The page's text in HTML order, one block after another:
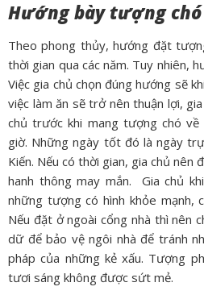
Hướng bày tượng
Theo phong thủy, hướng đặt
thời gian qua các năm. Tuy nhiên,
Việc gia chủ chọn đúng hướng sẽ
việc làm ăn sẽ trở nên thuận lợi,
chủ trước khi mang tượng chó về
giờ. Những ngày tốt đó là ngày
Kiến. Nếu có thời gian, gia chủ nên
hanh thông may mắn.
Gia chủ
những tượng có hình khỏe mạnh,
Nếu đặt ở ngoài cổng nhà thì nên
dữ để bảo vệ ngôi nhà để tránh
pháp của những kẻ xấu. Tượng
tươi sáng không được sứt mẻ.